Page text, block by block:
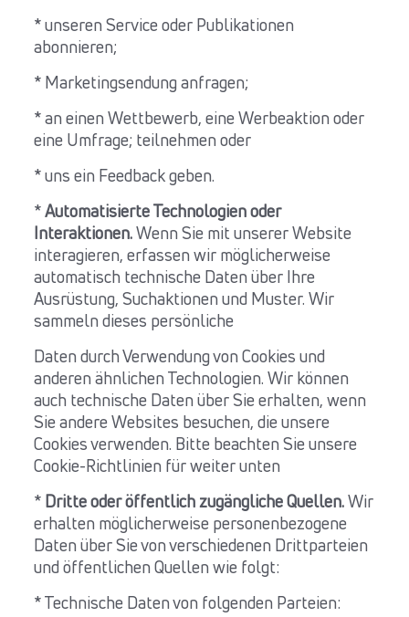
* unseren Service oder Publikationen
abonnieren;
* Marketingsendung anfragen;
* an einen Wettbewerb, eine Werbeaktion oder
eine Umfrage; teilnehmen oder
* uns ein Feedback geben.
* Automatisierte Technologien oder
Interaktionen.Wenn Sie mit unserer Website
interagieren, erfassen wir möglicherweise
automatisch technische Daten über Ihre
Ausrüstung, Suchaktionen und Muster. Wir
sammeln dieses persönliche
Daten durch Verwendung von Cookies und
anderen ähnlichen Technologien. Wir können
auch technische Daten über Sie erhalten, wenn
Sie andere Websites besuchen, die unsere
Cookies verwenden. Bitte beachten Sie unsere
Cookie-Richtlinien für weiter unten
* Dritte oder öffentlich zugängliche Quellen.Wir
erhalten möglicherweise personenbezogene
Daten über Sie von verschiedenen Drittparteien
und öffentlichen Quellen wie folgt:
* Technische Daten von folgenden Parteien: